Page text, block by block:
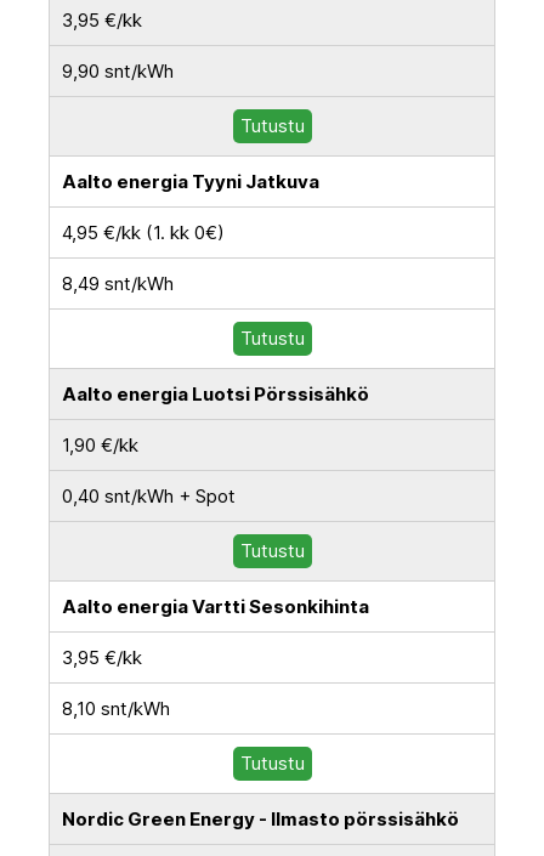
3,95 €/kk
9,90 snt/kWh
Tutustu
Aalto energia Tyyni Jatkuva
4,95 €/kk (1. kk 0€)
8,49 snt/kWh
Tutustu
Aalto energia Luotsi Pörssisähkö
1,90 €/kk
0,40 snt/kWh + Spot
Tutustu
Aalto energia Vartti Sesonkihinta
3,95 €/kk
8,10 snt/kWh
Tutustu
Nordic Green Energy - Ilmasto pörssisähkö